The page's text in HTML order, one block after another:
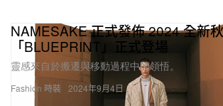
Fashion 時裝
NAMESAKE 正式發佈 2024 全新
「BLUEPRINT」正式登場
靈感來自於搬遷與移動過程中的領悟。
2024年9月4日